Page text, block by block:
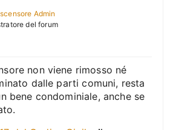
Admin
del forum
non viene rimosso né
dalle parti comuni, resta
bene condominiale, anche se